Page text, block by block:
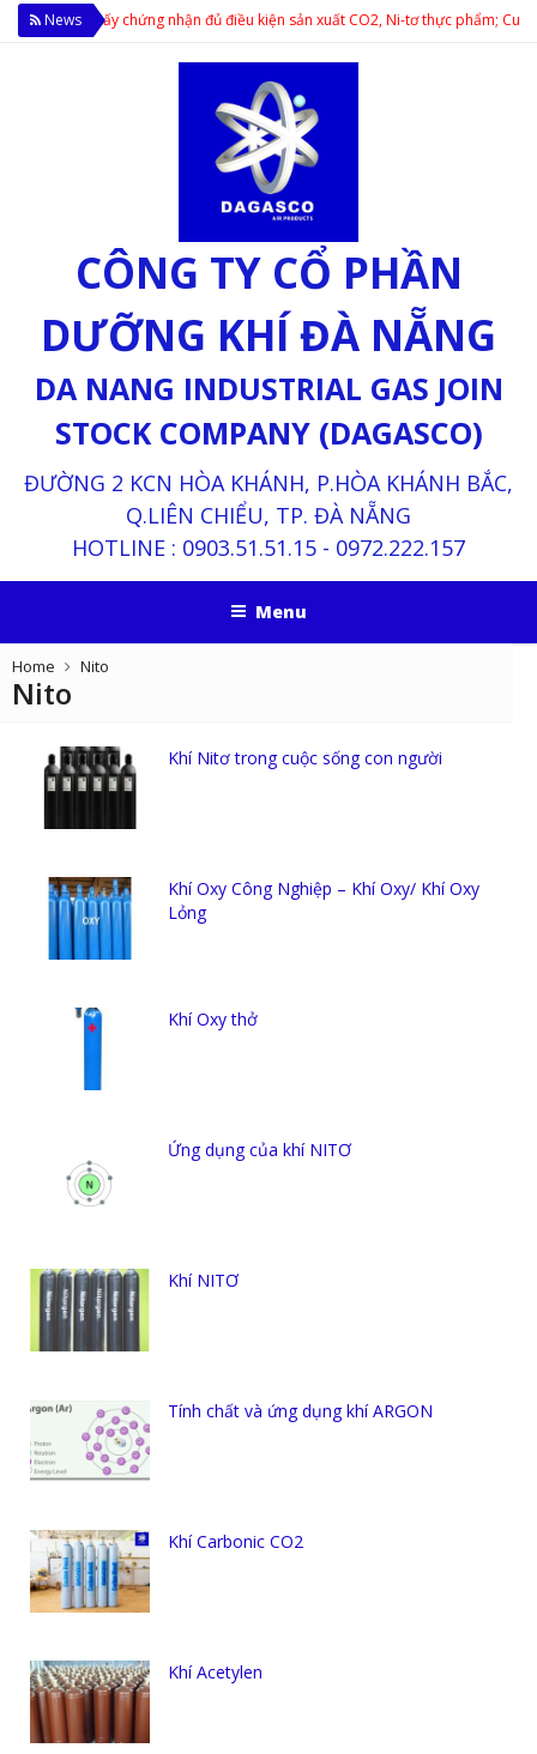
News
cấp giấy chứng nhận đủ điều kiện sản xuất CO2, Ni-tơ thực phẩm; Cung
CÔNG TY CỔ PHẦN
DƯỠNG KHÍ ĐÀ NẴNG
DA NANG INDUSTRIAL GAS JOIN
STOCK COMPANY (DAGASCO)
ĐƯỜNG 2 KCN HÒA KHÁNH, P.HÒA KHÁNH BẮC,
Q.LIÊN CHIỂU, TP. ĐÀ NẴNG
HOTLINE : 0903.51.51.15 - 0972.222.157
Menu
Home Nito
Nito
Khí Nitơ trong cuộc sống con người
Khí Oxy Công Nghiệp – Khí Oxy/ Khí Oxy
Lỏng
Khí Oxy thở
Ứng dụng của khí NITƠ
Khí NITƠ
Tính chất và ứng dụng khí ARGON
Khí Carbonic CO2
Khí Acetylen